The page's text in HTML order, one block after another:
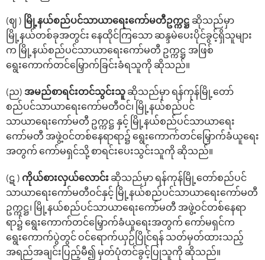
(ဈ ) မြို့နယ်စည်ပင်သာယာ‌ရေး‌ကော်မတီဥက္ကဋ္ဌ ဆိုသည်မှာ
မြို့နယ်တစ်ခုအတွင်း‌ နေထိုင်ကြ‌သော ဆန္ဒမဲပေးပိုင်ခွင့်ရှိသူများ
က မြို့နယ်စည်ပင်သာယာ‌ရေး‌ကော်မတီ ဥက္ကဋ္ဌ အဖြစ်
‌ရွေး‌ကောက်တင်‌မြှောက်ခြင်းခံရသူကို ဆိုသည်။
(ည) အမည်စာရင်းတင်သွင်းသူ ဆိုသည်မှာ ရန်ကုန်မြို့‌တော်
စည်ပင်သာယာ‌ရေးကော်မတီဝင်၊ မြို့နယ်စည်ပင်
သာယာ‌ရေး‌ကော်မတီ ဥက္ကဋ္ဌ နှင့် မြို့နယ်စည်ပင်သာယာရေး
ကော်မတီ အဖွဲ့ဝင်တစ်နေရာရာ၌ ‌ရွေး‌ကောက်တင်မြှောက်ခံယူ‌ရေး
အတွက် ‌ကော်မရှင်သို့ စာရင်းပေးသွင်းသူကို ဆိုသည်။
(ဋ ) ကိုယ်စားလှယ်လောင်း ဆိုသည်မှာ ရန်ကုန်မြို့‌တော်စည်ပင်
သာယာ‌ရေး‌ကော်မတီဝင်နှင့် မြို့နယ်စည်ပင်သာယာ‌ရေး‌ကော်မတီ
ဥက္ကဋ္ဌ၊ မြို့နယ်စည်ပင်သာယာရေးကော်မတီ အဖွဲ့ဝင်တစ်‌နေရာ
ရာ၌ ‌ရွေး‌ကောက်တင်‌မြှောက်ခံယူ‌ရေးအတွက် ‌ကော်မရှင်က
ရွေးကောက်ပွဲတွင် ဝင်‌ရောက်ယှဉ်ပြိုင်ရန် သတ်မှတ်ထားသည့်
အရည်အချင်းပြည့်မီ၍ မှတ်ပုံတင်ခွင့်ပြုသူကို ဆိုသည်။